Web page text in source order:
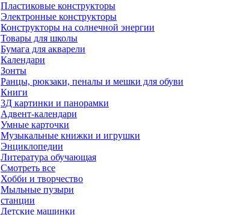
Пластиковые конструкторы
Электронные конструкторы
Конструкторы на солнечной энергии
Товары для школы
Бумага для акварели
Календари
Зонты
Ранцы, рюкзаки, пеналы и мешки для обуви
Книги
3Д картинки и панорамки
Адвент-календари
Умные карточки
Музыкальные книжки и игрушки
Энциклопедии
Литература обучающая
Смотреть все
Хобби и творчество
Мыльные пузыри
станции
Детские машинки